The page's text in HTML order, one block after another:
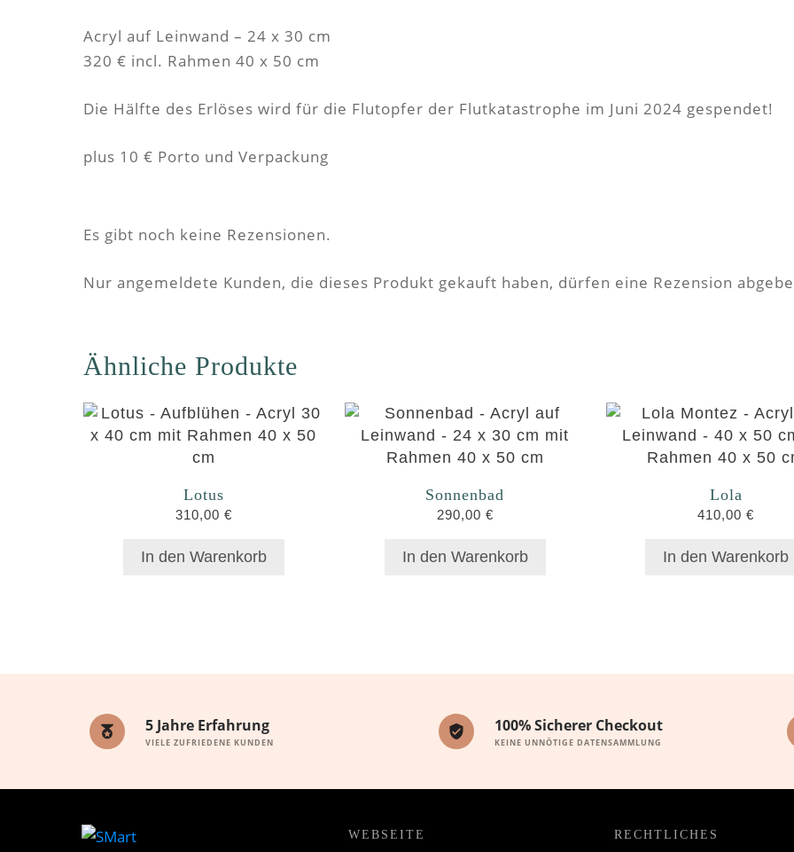
Acryl auf Leinwand – 24 x 30 cm
320 € incl. Rahmen 40 x 50 cm
Die Hälfte des Erlöses wird für die Flutopfer der Flutkatastrophe im Juni 2024 gespendet!
plus 10 € Porto und Verpackung
Es gibt noch keine Rezensionen.
Nur angemeldete Kunden, die dieses Produkt gekauft haben, dürfen eine Rezension
Ähnliche Produkte
Lotus
310,00 €
In den Warenkorb
Sonnenbad
290,00 €
In den Warenkorb
Lola
410,00€
In den Warenkorb
5 Jahre Erfahrung
VIELE ZUFRIEDENE KUNDEN
100% Sicherer Checkout
KEINE UNNÖTIGE DATENSAMMLUNG
WEBSEITE RECHTLICHES